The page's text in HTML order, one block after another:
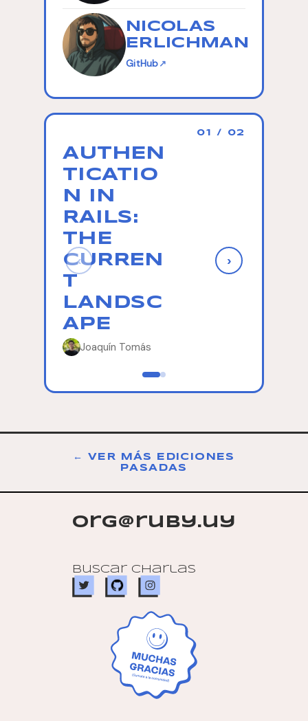
NICOLAS
ERLICHMAN
GitHub↗
01 / 02
AUTHEN
TICATIO
N IN
RAILS:
THE
CURREN
T
LANDSC
APE
Joaquín Tomás
‹ ›
← VER MÁS EDICIONES
PASADAS
org@ruby.uy
Buscar charlas